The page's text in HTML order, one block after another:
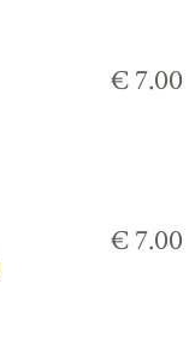
€ 7.00
€ 7.00